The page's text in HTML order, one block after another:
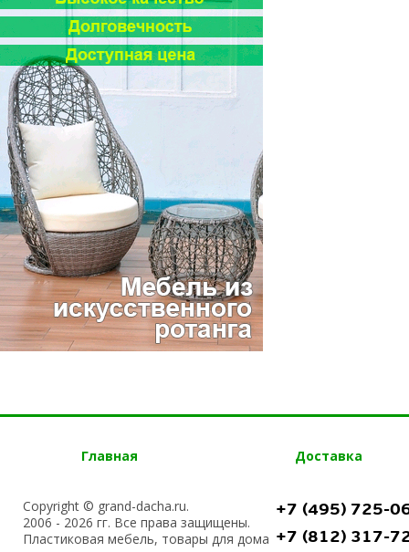
Главная Доставка
Copyright © grand-dacha.ru.
2006 - 2026 гг. Все права защищены.
Пластиковая мебель, товары для дома
+7 (495) 725-
+7 (812) 317-